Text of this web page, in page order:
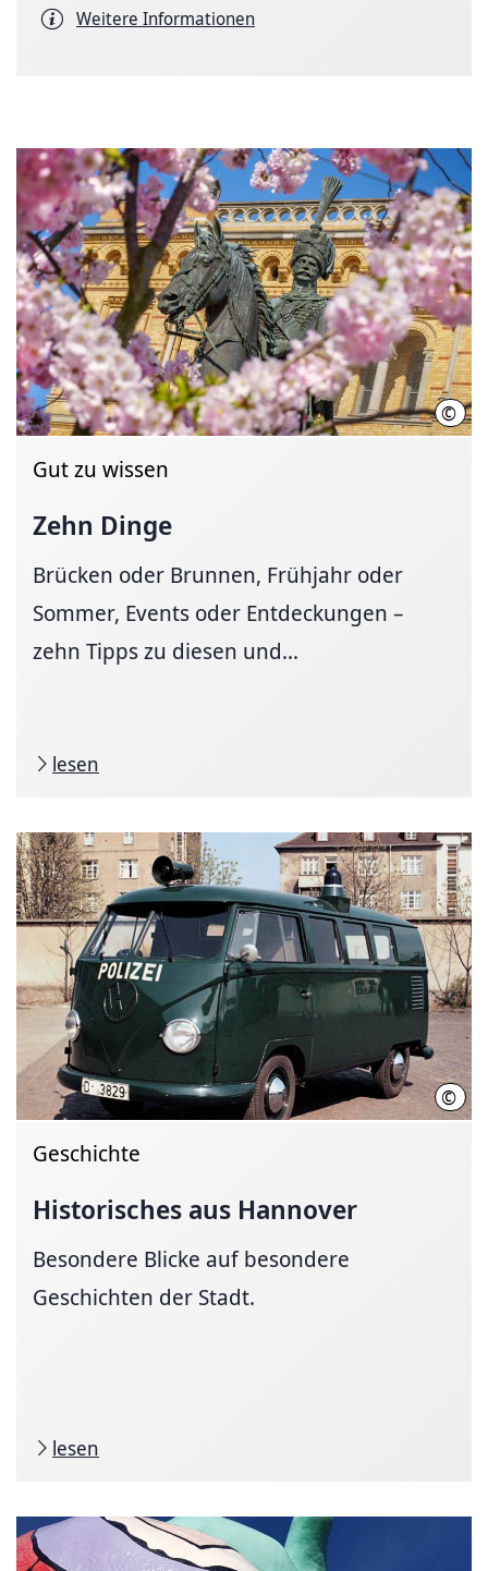
Weitere Informationen
©
Gut zu wissen
Zehn Dinge
Brücken oder Brunnen, Frühjahr oder
Sommer, Events oder Entdeckungen –
zehn Tipps zu diesen und...
lesen
© VWN
Geschichte
Historisches aus Hannover
Besondere Blicke auf besondere
Geschichten der Stadt.
lesen